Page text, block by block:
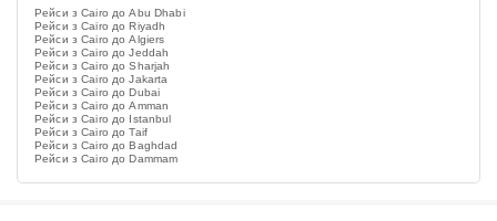
Рейси з Cairo до Abu Dhabi
Рейси з Cairo до Riyadh
Рейси з Cairo до Algiers
Рейси з Cairo до Jeddah
Рейси з Cairo до Sharjah
Рейси з Cairo до Jakarta
Рейси з Cairo до Dubai
Рейси з Cairo до Amman
Рейси з Cairo до Istanbul
Рейси з Cairo до Taif
Рейси з Cairo до Baghdad
Рейси з Cairo до Dammam